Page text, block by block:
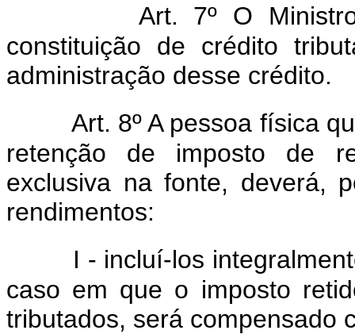
Art. 7º O
constituição de crédito
administração desse crédito.
Art. 8º A pessoa física
retenção de imposto de
exclusiva na fonte, deverá,
rendimentos:
I - incluí-los
caso em que o imposto
tributados, será compensado